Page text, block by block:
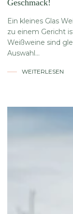
Geschmack!
Ein kleines Glas
zu einem Gericht
Weißweine sind
Auswahl...
WEITERLESEN